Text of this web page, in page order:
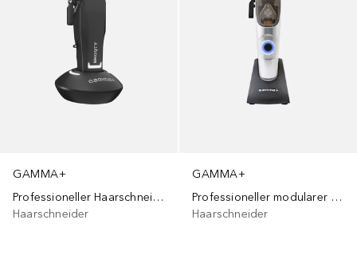
GAMMA+
Professioneller Haarschneider mit innovativen EON-Digitalmotor Shorty Clipper
Haarschneider
GAMMA+
Professioneller modularer Haarschneider mit Magnetmotor X-Ergo Clipper
Haarschneider